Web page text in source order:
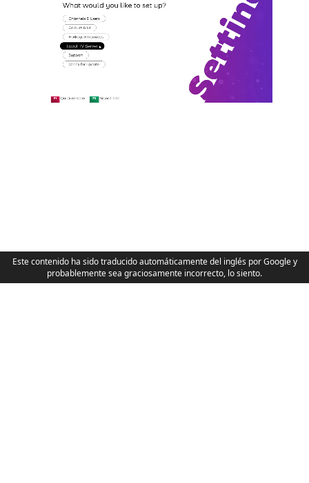
Este contenido ha sido traducido automáticamente del inglés por Google y
probablemente sea graciosamente incorrecto, lo siento.